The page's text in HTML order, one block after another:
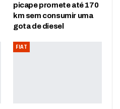
picape promete até 170
km sem consumir uma
gota de diesel
FIAT